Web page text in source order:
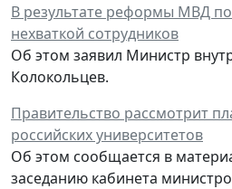
В результате реформы МВД
нехваткой сотрудников
Об этом заявил Министр
Колокольцев.
Правительство рассмотрит
российских университетов
Об этом сообщается в
заседанию кабинета